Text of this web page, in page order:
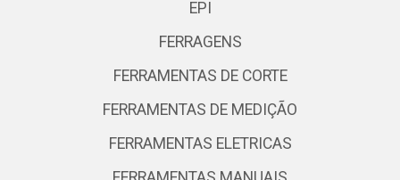
EPI
FERRAGENS
FERRAMENTAS DE CORTE
FERRAMENTAS DE MEDIÇÃO
FERRAMENTAS ELETRICAS